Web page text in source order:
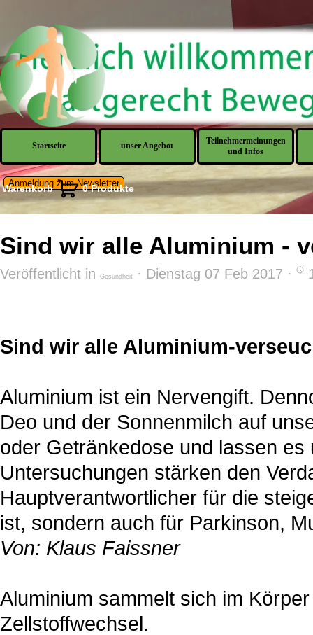
Startseite unser Angebot ▼
Teilnehmermeinungen
und Infos
Anmeldung zum Newsletter
Warenkorb 0 Produkte
Sind wir alle Aluminium -
Veröffentlicht in Gesundheit · Dienstag 07 Feb 2017 ·
Sind wir alle Aluminium-
Aluminium ist ein Nervengift.
Deo und der Sonnenmilch auf
oder Getränkedose und lassen
Untersuchungen stärken den
Hauptverantwortlicher für die
ist, sondern auch für Parkinson,
Von: Klaus Faissner
Aluminium sammelt sich im
Zellstoffwechsel.